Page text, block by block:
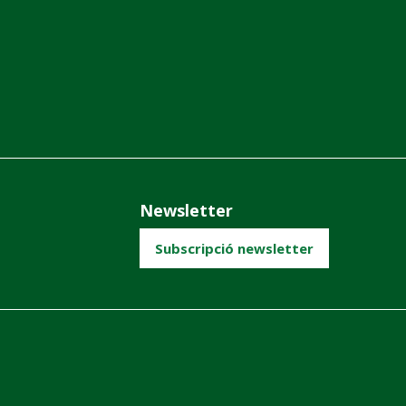
Newsletter
Subscripció newsletter